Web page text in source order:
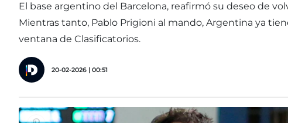
El base argentino del Barcelona, reafirmó su deseo de
Mientras tanto, Pablo Prigioni al mando, Argentina ya
ventana de Clasificatorios.
20-02-2026 | 00:51